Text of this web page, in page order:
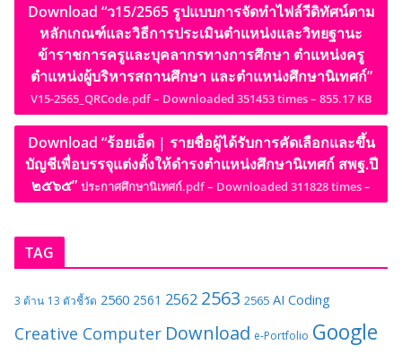
Download “ว15/2565 รูปแบบการจัดทำไฟล์วีดิทัศน์ตาม
หลักเกณฑ์และวิธีการประเมินตำแหน่งและวิทยฐานะ
ข้าราชการครูและบุคลากรทางการศึกษา ตำแหน่งครู
ตำแหน่งผู้บริหารสถานศึกษา และตำแหน่งศึกษานิเทศก์”
V15-2565_QRCode.pdf – Downloaded 351453 times – 855.17 KB
Download “ร้อยเอ็ด | รายชื่อผู้ได้รับการคัดเลือกและขึ้น
บัญชีเพื่อบรรจุแต่งตั้งให้ดำรงตำแหน่งศึกษานิเทศก์ สพฐ.ปี
๒๕๖๕” ประกาศศึกษานิเทศก์.pdf – Downloaded 311828 times –
TAG
3 ด้าน 13 ตัวชี้วัด 2560 2561 2562 2563 2565 AI Coding
Creative Computer Download e-Portfolio Google